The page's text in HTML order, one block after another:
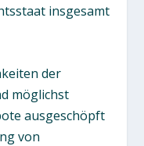
insgesamt
der
möglichst
ausgeschöpft
von